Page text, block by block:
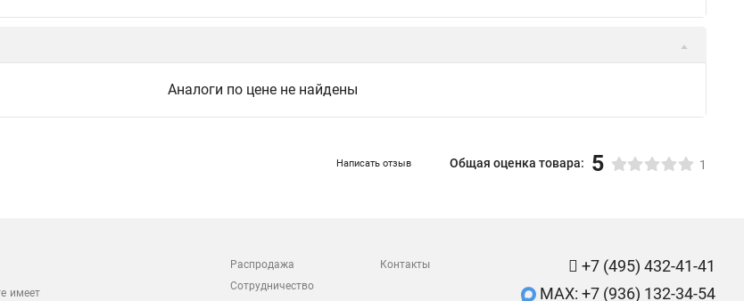
Аналоги по цене не найдены
Написать отзыв Общая оценка товара: 5 1
имеет
Распродажа
Сотрудничество
Контакты
+7 (495) 432-41-41
MAX: +7 (936) 132-34-54